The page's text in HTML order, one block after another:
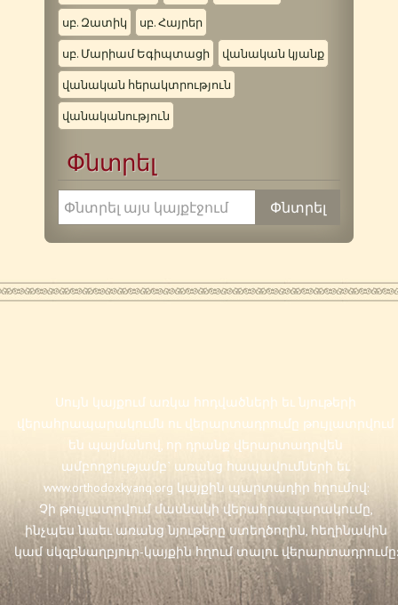
սբ. Զատիկ սբ. Հայրեր
սբ. Մարիամ Եգիպտացի վանական կյանք
վանական հերակտրություն
վանականություն
Փնտրել
Սույն կայքում առկա հոդվածների եւ նյութերի
վերահրապարակումն ու վերարտադրումը թույլատրվում
են պայմանով, որ դրանք վերարտադրվեն
ամբողջությամբ` առանց հապավումների եւ
www.orthodoxkyanq.org կայքին պարտադիր հղումով:
Չի թույլատրվում մասնակի վերահրապարակումը,
ինչպես նաեւ առանց նյութերը ստեղծողին, հեղինակին
կամ սկզբնաղբյուր-կայքին հղում տալու վերարտադրումը: